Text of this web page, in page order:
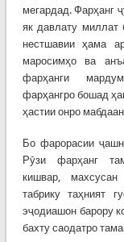
мегардад. Фарҳанг
як давлату миллат
нестшавии ҳама
маросимҳо ва
фарҳанги
фарҳангро бошад
ҳастии онро
Бо фарорасии
Рӯзи фарҳанг
кишвар,
табрику таҳният
эҷодиашон барору
бахту саодатро